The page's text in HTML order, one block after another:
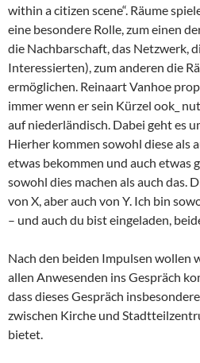
within a citizen scene“. Räume
eine besondere Rolle, zum einen
die Nachbarschaft, das Netzwerk,
Interessierten), zum anderen die
ermöglichen. Reinaart Vanhoe
immer wenn er sein Kürzel ook_
auf niederländisch. Dabei geht es
Hierher kommen sowohl diese als
etwas bekommen und auch etwas
sowohl dies machen als auch das.
von X, aber auch von Y. Ich bin
– und auch du bist eingeladen,
Nach den beiden Impulsen wollen
allen Anwesenden ins Gespräch
dass dieses Gespräch
zwischen Kirche und
bietet.